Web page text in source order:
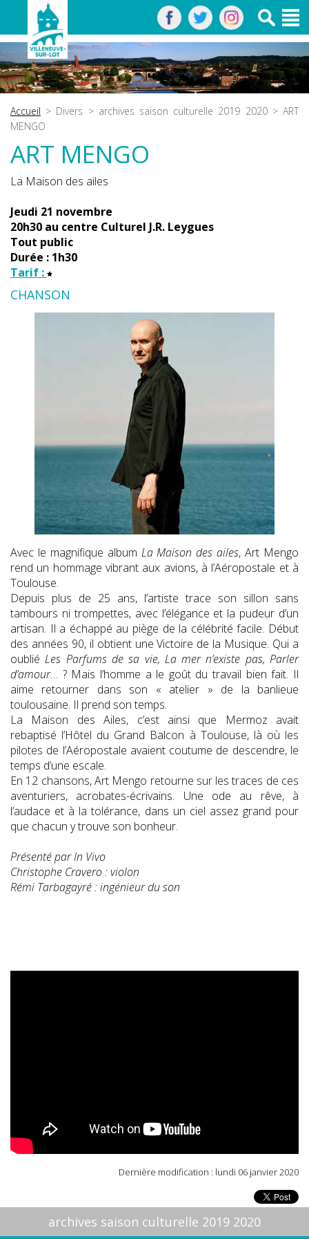
Accueil > Divers > archives saison culturelle 2019 2020> ART
MENGO
ART MENGO
La Maison des ailes
Jeudi 21 novembre
20h30 au centre Culturel J.R. Leygues
Tout public
Durée : 1h30
Tarif :
CHANSON
Avec le magnifique album La Maison des ailes, Art Mengo
rend un hommage vibrant aux avions, à l’Aéropostale et à
Toulouse.
Depuis plus de 25 ans, l’artiste trace son sillon sans
tambours ni trompettes, avec l’élégance et la pudeur d’un
artisan. Il a échappé au piège de la célébrité facile. Début
des années 90, il obtient une Victoire de la Musique. Qui a
oubliéLes Parfums de sa vie, La mer n’existe pas, Parler
d’amour… ? Mais l’homme a le goût du travail bien fait. Il
aime retourner dans son « atelier » de la banlieue
toulousaine. Il prend son temps.
La Maison des Ailes, c’est ainsi que Mermoz avait
rebaptisé l’Hôtel du Grand Balcon à Toulouse, là où les
pilotes de l’Aéropostale avaient coutume de descendre, le
temps d’une escale.
En 12 chansons, Art Mengo retourne sur les traces de ces
aventuriers, acrobates-écrivains. Une ode au rêve, à
l’audace et à la tolérance, dans un ciel assez grand pour
que chacun y trouve son bonheur.
Présenté par In Vivo
Christophe Cravero : violon
Rémi Tarbagayré : ingénieur du son
Dernière modification : lundi 06 janvier 2020
archives saison culturelle 2019 2020